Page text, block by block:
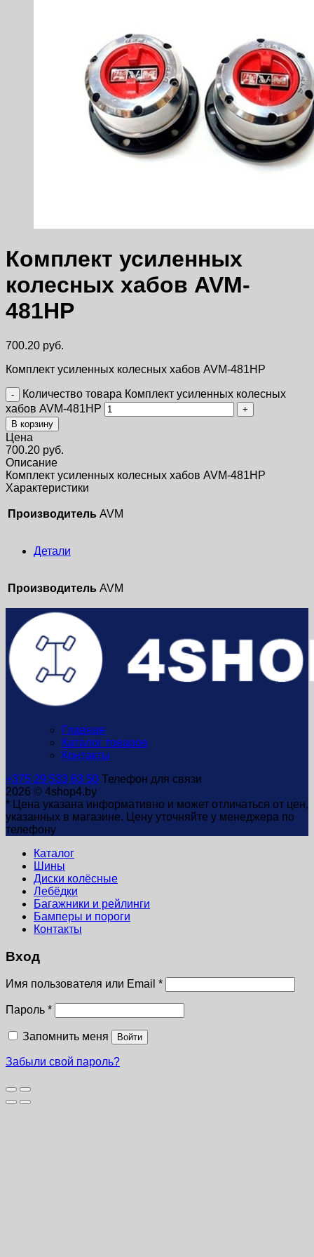
Комплект усиленных
колесных хабов AVM-
481HP
700.20 руб.
Комплект усиленных колесных хабов AVM-481HP
Количество товара Комплект усиленных колесных
хабов AVM-481HP
В корзину
Цена
700.20 руб.
Описание
Комплект усиленных колесных хабов AVM-481HP
Характеристики
Производитель AVM
Детали
Производитель AVM
Главная
Каталог товаров
Контакты
+375 29 533 63 50 Телефон для связи
2026 © 4shop4.by
* Цена указана информативно и может отличаться от цен,
указанных в магазине. Цену уточняйте у менеджера по
телефону
Каталог
Шины
Диски колёсные
Лебёдки
Багажники и рейлинги
Бамперы и пороги
Контакты
Вход
Имя пользователя или Email *
Пароль *
Запомнить меня Войти
Забыли свой пароль?